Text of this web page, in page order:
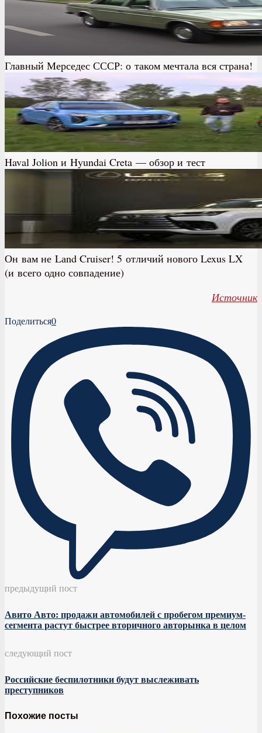
Главный Мерседес СССР: о таком мечтала вся страна!
Haval Jolion и Hyundai Creta — обзор и тест
Он вам не Lаnd Cruiser! 5 отличий нового Lexus LX
(и всего одно совпадение)
Источник
Поделиться0
предыдущий пост
Авито Авто: продажи автомобилей с пробегом премиум-
сегмента растут быстрее вторичного авторынка в целом
следующий пост
Российские беспилотники будут выслеживать
преступников
Похожие посты